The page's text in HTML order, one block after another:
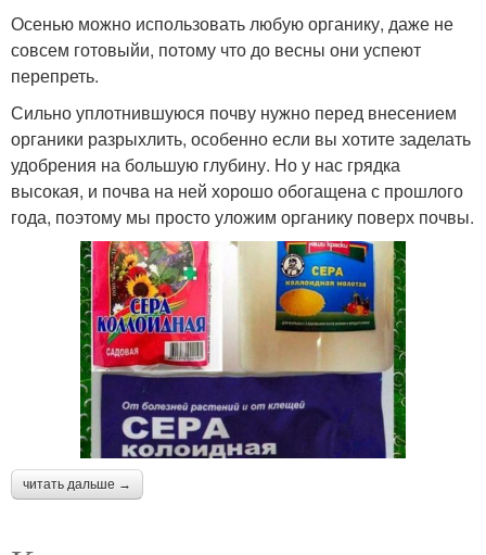
Осенью можно использовать любую органику, даже не
совсем готовыйи, потому что до весны они успеют
перепреть.
Сильно уплотнившуюся почву нужно перед внесением
органики разрыхлить, особенно если вы хотите заделать
удобрения на большую глубину. Но у нас грядка
высокая, и почва на ней хорошо обогащена с прошлого
года, поэтому мы просто уложим органику поверх почвы.
читать дальше →